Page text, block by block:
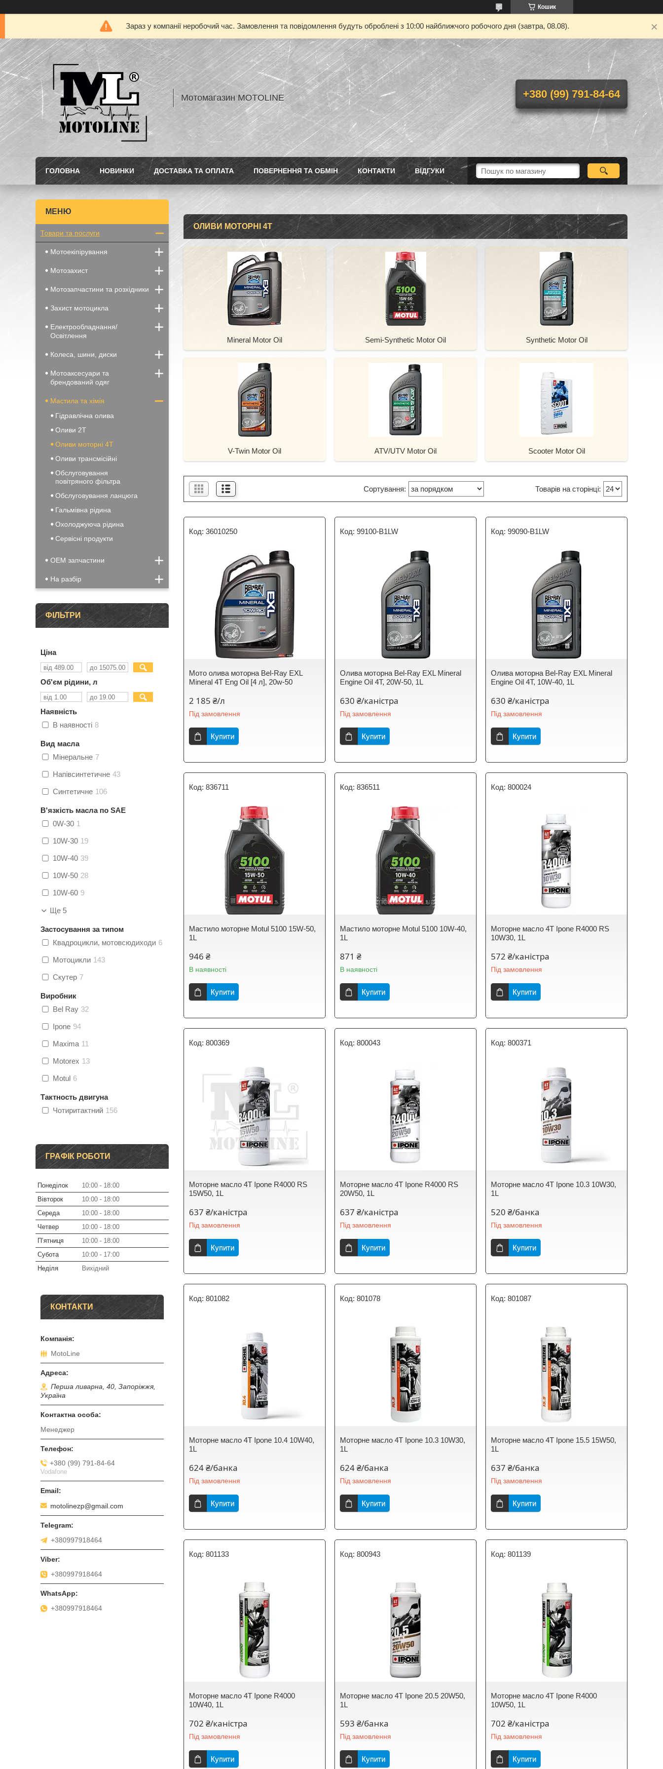
Кошик
Зараз у компанії неробочий час. Замовлення та повідомлення будуть оброблені з 10:00 найближчого робочого дня (завтра, 08.08).
Мотомагазин MOTOLINE +380 (99) 791-84-64
ГОЛОВНА НОВИНКИ ДОСТАВКА ТА ОПЛАТА ПОВЕРНЕННЯ ТА ОБМІН КОНТАКТИ ВІДГУКИ
ОЛИВИ МОТОРНІ 4Т
Mineral Motor Oil Semi-Synthetic Motor Oil Synthetic Motor Oil
V-Twin Motor Oil ATV/UTV Motor Oil Scooter Motor Oil
36010250
Мото олива моторна Bel-Ray EXL
Mineral 4T Eng Oil [4 л], 20w-50
2 185 ₴/л
Під замовлення
Купити
99100-B1LW
Олива моторна Bel-Ray EXL Mineral
Engine Oil 4T, 20W-50, 1L
630 ₴/каністра
Під замовлення
Купити
99090-B1LW
Олива моторна Bel-Ray EXL Mineral
Engine Oil 4T, 10W-40, 1L
630 ₴/каністра
Під замовлення
Купити
836711
Мастило моторне Motul 5100 15W-50,
1L
946 ₴
В наявності
Купити
836511
Мастило моторне Motul 5100 10W-40,
1L
871 ₴
В наявності
Купити
800024
Моторне масло 4T Ipone R4000 RS
10W30, 1L
572 ₴/каністра
Під замовлення
Купити
800369
Моторне масло 4T Ipone R4000 RS
15W50, 1L
637 ₴/каністра
Під замовлення
Купити
800043
Моторне масло 4T Ipone R4000 RS
20W50, 1L
637 ₴/каністра
Під замовлення
Купити
800371
Моторне масло 4T Ipone 10.3 10W30,
1L
520 ₴/банка
Під замовлення
Купити
801082
Моторне масло 4T Ipone 10.4 10W40,
1L
624 ₴/банка
Під замовлення
Купити
801078
Моторне масло 4T Ipone 10.3 10W30,
1L
624 ₴/банка
Під замовлення
Купити
801087
Моторне масло 4T Ipone 15.5 15W50,
1L
637 ₴/банка
Під замовлення
Купити
801133
Моторне масло 4T Ipone R4000
10W40, 1L
702 ₴/каністра
Під замовлення
Купити
800943
Моторне масло 4T Ipone 20.5 20W50,
1L
593 ₴/банка
Під замовлення
Купити
801139
Моторне масло 4T Ipone R4000
10W50, 1L
702 ₴/каністра
Під замовлення
Купити
Товари та послуги
Мотоекіпірування
Мотозахист
Мотозапчастини та розхідники
Захист мотоцикла
Електрообладнання/
Освітлення
Колеса, шини, диски
Мотоаксесуари та
брендований одяг
Мастила та хімія
Гідравлічна олива
Оливи 2Т
Оливи моторні 4Т
Оливи трансмісійні
Обслуговування
повітряного фільтра
Обслуговування ланцюга
Гальмівна рідина
Охолоджуюча рідина
Сервісні продукти
OEM запчастини
На разбір
ФІЛЬТРИ
Ціна
Об'єм рідини, л
Наявність
В наявності 8
Вид масла
Мінеральне 7
Напівсинтетичне 43
Синтетичне 106
В'язкість масла по SAE
0W-30 1
10W-30 19
10W-40 39
10W-50 28
10W-60 9
Ще 5
Застосування за типом
Квадроцикли, мотовсюдиходи 6
Мотоцикли 143
Скутер 7
Виробник
Bel Ray 32
Ipone 94
Maxima 11
Motorex 13
Motul 6
Тактность двигуна
Чотиритактний 156
ГРАФІК РОБОТИ
Понеділок 10:00
18:00
Вівторок
10:00
18:00
Середа
10:00
18:00
Четвер
10:00
18:00
Пʼятниця
10:00
18:00
Субота
10:00
17:00
Неділя
Вихідний
КОНТАКТИ
MotoLine
Перша ливарна, 40, Запоріжжя,
Україна
Менеджер
+380 (99) 791-84-64
Vodafone
motolinezp@gmail.com
+380997918464
+380997918464
+380997918464